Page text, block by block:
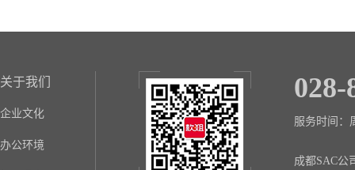
关于我们
企业文化
办公环境
028-
服务时间：
成都SAC公